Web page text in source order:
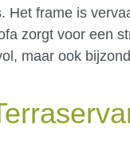
Het frame is
zorgt voor een
maar ook